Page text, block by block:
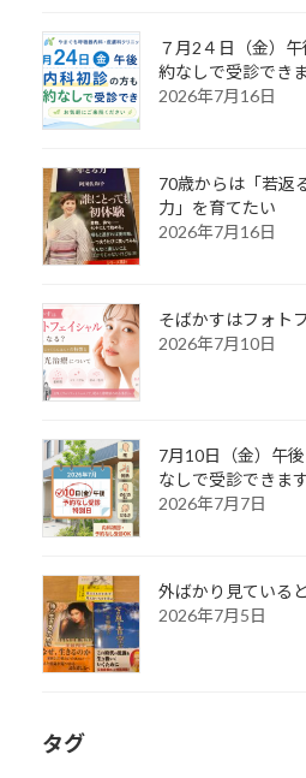
７月2４日（金）
約なしで受診でき
2026年7月16日
70歳からは「若返
力」を育てたい
2026年7月16日
そばかすはフォト
2026年7月10日
7月10日（金）午
なしで受診できま
2026年7月7日
外ばかり見ている
2026年7月5日
タグ